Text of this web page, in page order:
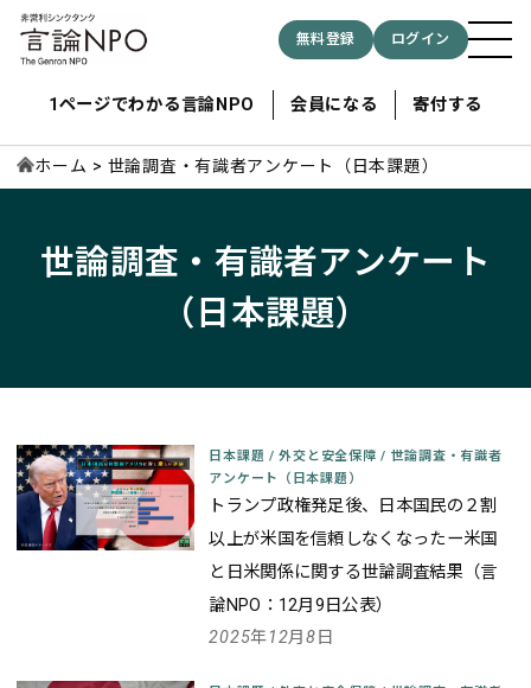
無料登録 ログイン
1ページでわかる言論NPO 会員になる 寄付する
記事検索する
ホーム 世論調査・有識者アンケート（日本課題）
世論調査・有識者アンケート
（日本課題）
日本課題 / 外交と安全保障/ 世論調査・有識者
アンケート（日本課題）
トランプ政権発足後、日本国民の２割
以上が米国を信頼しなくなったー米国
と日米関係に関する世論調査結果（言
論NPO：12月9日公表）
2025年12月8日